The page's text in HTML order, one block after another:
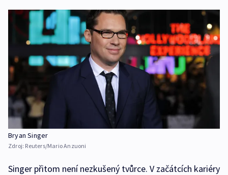
Bryan Singer
Zdroj: Reuters/Mario Anzuoni
Singer přitom není nezkušený tvůrce. V začátcích kariéry